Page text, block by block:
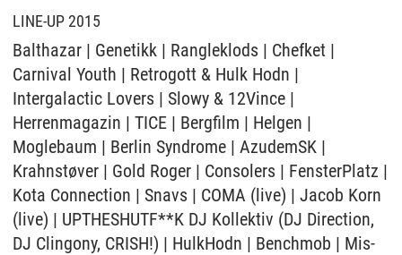
Videos. Bei Klick auf „Immer“ erfolgt die
Weitergabe generell bei Anzeige von Youtube-
Videos auf unserer Seite. Nähere Informationen
hierzu entnehmen Sie bitte unserer
Datenschutzerklärung.
LINE-UP 2015
Balthazar | Genetikk | Rangleklods | Chefket |
Carnival Youth | Retrogott & Hulk Hodn |
Intergalactic Lovers | Slowy & 12Vince |
Herrenmagazin | TICE | Bergfilm | Helgen |
Moglebaum | Berlin Syndrome | AzudemSK |
Krahnstøver | Gold Roger | Consolers | FensterPlatz |
Kota Connection | Snavs | COMA (live) | Jacob Korn
(live) | UPTHESHUTF**K DJ Kollektiv (DJ Direction,
DJ Clingony, CRISH!) | HulkHodn | Benchmob | Mis-